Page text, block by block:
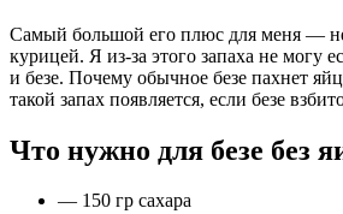
Самый большой его плюс для меня —
курицей. Я из-за этого запаха не могу
и безе. Почему обычное безе пахнет
такой запах появляется, если безе
Что нужно для безе без
— 150 гр сахара